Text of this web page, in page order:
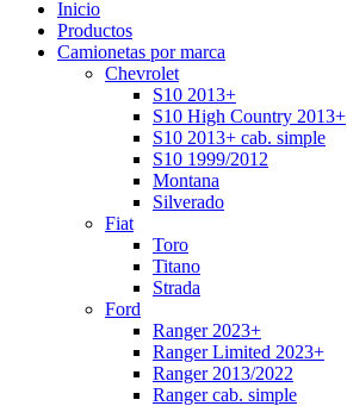
Inicio
Productos
Camionetas por marca
Chevrolet
S10 2013+
S10 High Country 2013+
S10 2013+ cab. simple
S10 1999/2012
Montana
Silverado
Fiat
Toro
Titano
Strada
Ford
Ranger 2023+
Ranger Limited 2023+
Ranger 2013/2022
Ranger cab. simple